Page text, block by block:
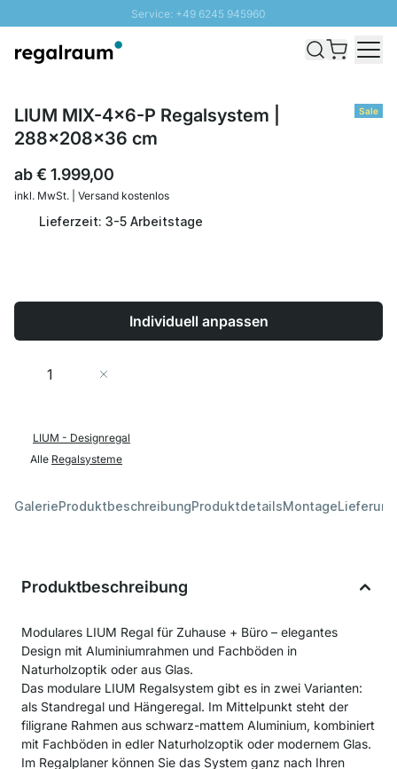
Service: +49 6245 945960
Schnelle Lieferung - Gratis Versand ab 100€
Sale
LIUM MIX-4x6-P Regalsystem |
288x208x36 cm
ab€ 1.999,00
inkl. MwSt. | Versand kostenlos
Lieferzeit: 3-5 Arbeitstage
Individuell anpassen
Menge
LIUM - Designregal
Alle Regalsysteme
GalerieProduktbeschreibungProduktdetailsMontage
Produktbeschreibung
Modulares LIUM Regal für Zuhause + Büro – elegantes
Design mit Aluminiumrahmen und Fachböden in
Naturholzoptik oder aus Glas.
Das modulare LIUM Regalsystem gibt es in zwei Varianten:
als Standregal und Hängeregal. Im Mittelpunkt steht der
filigrane Rahmen aus schwarz-mattem Aluminium, kombiniert
mit Fachböden in edler Naturholzoptik oder modernem Glas.
Im Regalplaner können Sie das System ganz nach Ihren